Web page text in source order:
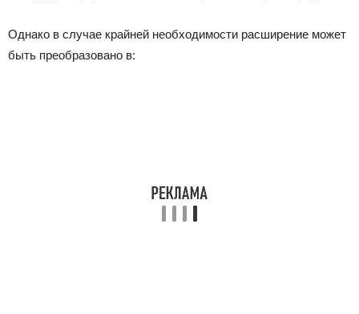
Однако в случае крайней необходимости расширение может
быть преобразовано в: